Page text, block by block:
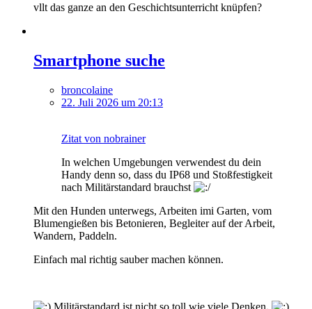
vllt das ganze an den Geschichtsunterricht knüpfen?
Smartphone suche
broncolaine
22. Juli 2026 um 20:13
Zitat von nobrainer
In welchen Umgebungen verwendest du dein
Handy denn so, dass du IP68 und Stoßfestigkeit
nach Militärstandard brauchst
Mit den Hunden unterwegs, Arbeiten imi Garten, vom
Blumengießen bis Betonieren, Begleiter auf der Arbeit,
Wandern, Paddeln.
Einfach mal richtig sauber machen können.
Militärstandard ist nicht so toll wie viele Denken.